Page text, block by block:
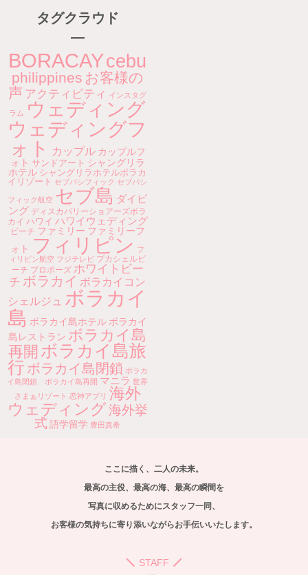
タグクラウド
BORACAYcebu
philippines お客様の
声 アクティビティ インスタグ
ラム ウェディング
ウェディングフ
ォト
カップル カップルフ
ォト サンドアート シャングリラ
ホテル シャングリラホテルボラカ
イリゾート セブパシフィック セブパシ
フィック航空 セブ島 ダイビ
ング ディスカバリーショアーズボラ
カイ ハワイ ハワイウェディング
ビーチ ファミリー ファミリーフ
ォト フィリピン フ
ィリピン航空 フジテレビ プカシェルビ
ーチ プロポーズ ホワイトビー
チ ボラカイ ボラカイコン
シェルジュ ボラカイ
島 ボラカイ島ホテル ボラカイ
島レストラン ボラカイ島
再開 ボラカイ島旅
行 ボラカイ島閉鎖 ボラカ
イ島閉鎖 ボラカイ島再開 マニラ 世界
さまぁリゾート 恋神アプリ 海外
ウェディング海外挙
式 語学留学 豊田真希
ここに描く、二人の未来。
最高の主役、最高の海、最高の瞬間を
写真に収めるためにスタッフ一同、
お客様の気持ちに寄り添いながらお手伝いいたします。
STAFF